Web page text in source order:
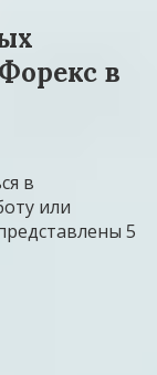
в
в
или
5